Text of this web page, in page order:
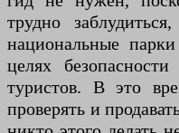
трудно
национальные
целях
туристов. В это
проверять и